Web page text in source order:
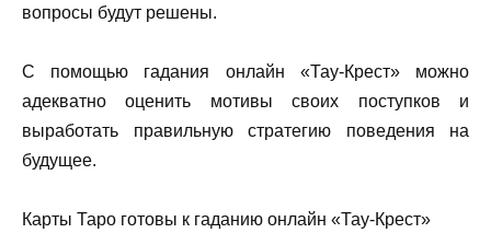
вопросы будут решены.
С помощью гадания онлайн «Тау-Крест» можно
адекватно оценить мотивы своих поступков и
выработать правильную стратегию поведения на
будущее.
Карты Таро готовы к гаданию онлайн «Тау-Крест»